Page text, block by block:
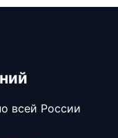
всей России